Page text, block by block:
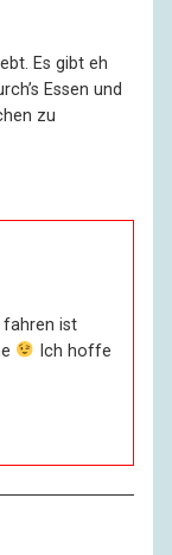
Es gibt eh
Essen und
zu
fahren ist
Ich hoffe